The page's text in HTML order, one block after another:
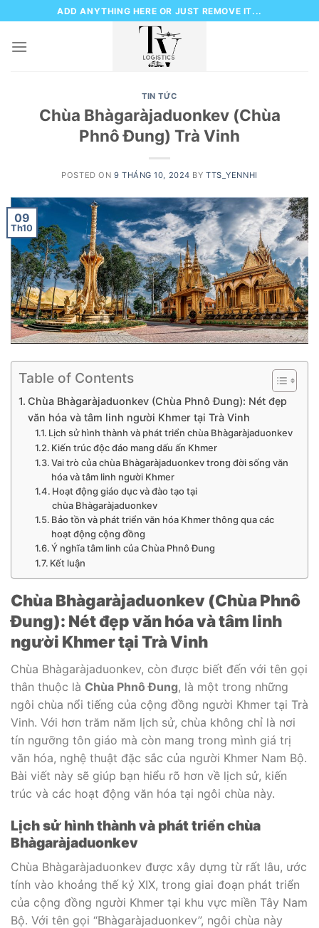
to
content
ADD ANYTHING HERE OR JUST REMOVE IT...
TIN TỨC
Chùa Bhàgaràjaduonkev (Chùa
Phnô Đung) Trà Vinh
POSTED ON 9 THÁNG 10, 2024 BYTTS_YENNHI
09
Th10
Table of Contents
Chùa Bhàgaràjaduonkev (Chùa Phnô Đung): Nét đẹp
văn hóa và tâm linh người Khmer tại Trà Vinh
Lịch sử hình thành và phát triển chùa Bhàgaràjaduonkev
Kiến trúc độc đáo mang dấu ấn Khmer
Vai trò của chùa Bhàgaràjaduonkev trong đời sống văn
hóa và tâm linh người Khmer
Hoạt động giáo dục và đào tạo tại
chùa Bhàgaràjaduonkev
Bảo tồn và phát triển văn hóa Khmer thông qua các
hoạt động cộng đồng
Ý nghĩa tâm linh của Chùa Phnô Đung
Kết luận
Chùa Bhàgaràjaduonkev (Chùa Phnô
Đung): Nét đẹp văn hóa và tâm linh
người Khmer tại Trà Vinh
Chùa Bhàgaràjaduonkev, còn được biết đến với tên gọi
thân thuộc là Chùa Phnô Đung, là một trong những
ngôi chùa nổi tiếng của cộng đồng người Khmer tại Trà
Vinh. Với hơn trăm năm lịch sử, chùa không chỉ là nơi
tín ngưỡng tôn giáo mà còn mang trong mình giá trị
văn hóa, nghệ thuật đặc sắc của người Khmer Nam Bộ.
Bài viết này sẽ giúp bạn hiểu rõ hơn về lịch sử, kiến
trúc và các hoạt động văn hóa tại ngôi chùa này.
Lịch sử hình thành và phát triển chùa
Bhàgaràjaduonkev
Chùa Bhàgaràjaduonkev được xây dựng từ rất lâu, ước
tính vào khoảng thế kỷ XIX, trong giai đoạn phát triển
của cộng đồng người Khmer tại khu vực miền Tây Nam
Bộ. Với tên gọi “Bhàgaràjaduonkev”, ngôi chùa này